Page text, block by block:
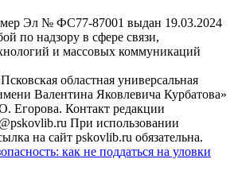
Эл № ФС77-87001 выдан 19.03.2024
по надзору в сфере связи,
и массовых коммуникаций
областная универсальная
Валентина Яковлевича Курбатова»
Егорова. Контакт редакции
При использовании
на сайт pskovlib.ru обязательна.
как не поддаться на уловки